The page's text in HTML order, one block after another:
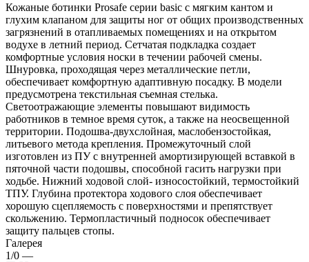
Кожаные ботинки Prosafe серии basic c мягким кантом и
глухим клапаном для защиты ног от общих производственных
загрязнений в отапливаемых помещениях и на открытом
водухе в летний период. Сетчатая подкладка создает
комфортные условия носки в течении рабочей смены.
Шнуровка, проходящая через металлические петли,
обеспечивает комфортную адаптивную посадку. В модели
предусмотрена текстильная съемная стелька.
Светоотражающие элементы повышают видимость
работников в темное время суток, а также на неосвещенной
территории. Подошва-двухслойная, маслобензостойкая,
литьевого метода крепления. Промежуточный слой
изготовлен из ПУ с внутренней амортизирующей вставкой в
пяточной части подошвы, способной гасить нагрузки при
ходьбе. Нижний ходовой слой- износостойкий, термостойкий
ТПУ. Глубина протектора ходового слоя обеспечивает
хорошую сцепляемость с поверхностями и препятствует
скольжению. Термопластичный подносок обеспечивает
защиту пальцев стопы.
Галерея
1/0 —